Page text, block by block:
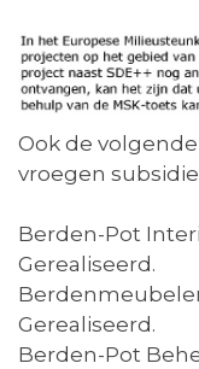
Ook de
vroegen subsidie
Berden-Pot
Gerealiseerd.
Berdenmeubelen
Gerealiseerd.
Berden-Pot